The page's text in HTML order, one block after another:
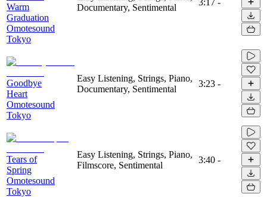
Warm
Graduation
Omotesound
Tokyo
Documentary, Sentimental
Goodbye
Heart
Omotesound
Tokyo
Easy Listening, Strings, Piano,
Documentary, Sentimental
3:23 -
Tears of
Spring
Omotesound
Tokyo
Easy Listening, Strings, Piano,
Filmscore, Sentimental
3:40 -